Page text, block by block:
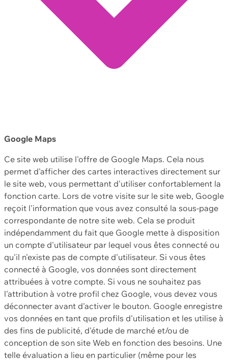
Google Maps
Ce site web utilise l'offre de Google Maps. Cela nous
permet d'afficher des cartes interactives directement sur
le site web, vous permettant d'utiliser confortablement la
fonction carte. Lors de votre visite sur le site web, Google
reçoit l'information que vous avez consulté la sous-page
correspondante de notre site web. Cela se produit
indépendamment du fait que Google mette à disposition
un compte d'utilisateur par lequel vous êtes connecté ou
qu'il n'existe pas de compte d'utilisateur. Si vous êtes
connecté à Google, vos données sont directement
attribuées à votre compte. Si vous ne souhaitez pas
l'attribution à votre profil chez Google, vous devez vous
déconnecter avant d'activer le bouton. Google enregistre
vos données en tant que profils d'utilisation et les utilise à
des fins de publicité, d'étude de marché et/ou de
conception de son site Web en fonction des besoins. Une
telle évaluation a lieu en particulier (même pour les